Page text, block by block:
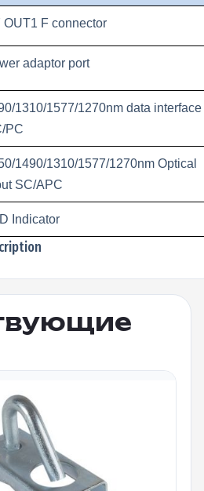
OUT1 F connector
adaptor port
1310/1577/1270nmdata interface
PC
1490/1310/1577/1270nmOptical
SC/APC
Indicator